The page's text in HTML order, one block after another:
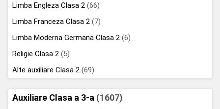
Limba Engleza Clasa 2 (66)
Limba Franceza Clasa 2 (7)
Limba Moderna Germana Clasa 2 (6)
Religie Clasa 2 (5)
Alte auxiliare Clasa 2 (69)
Auxiliare Clasa a 3-a (1607)